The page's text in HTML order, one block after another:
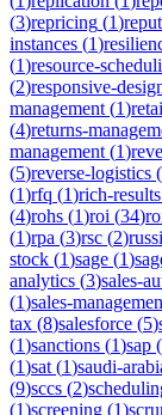
(3)repricing (1)
instances (1)
(1)resource-
(2)responsive-
management (1)
(4)returns-
management (1)
(5)reverse-logistics (
(1)rfq (1)rich-results
(4)rohs (1)roi (34)
(1)rpa (3)rsc (2)
stock (1)sage (1)
analytics (3)sales-
(1)sales-
tax (8)salesforce (5)
(1)sanctions (1)sap (
(1)sat (1)saudi-
(9)sccs (2)
(1)screening (1)